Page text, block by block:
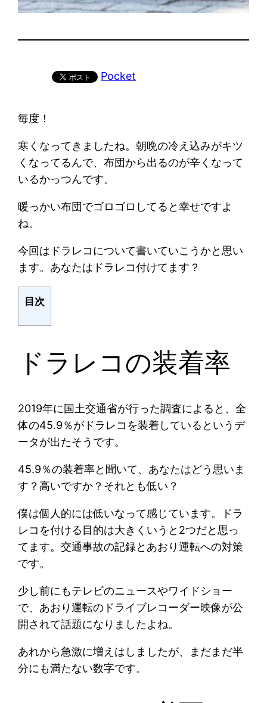
Pocket
毎度！
寒くなってきましたね。朝晩の冷え込みがキツ
くなってるんで、布団から出るのが辛くなって
いるかっつんです。
暖っかい布団でゴロゴロしてると幸せですよ
ね。
今回はドラレコについて書いていこうかと思い
ます。あなたはドラレコ付けてます？
目次
ドラレコの装着率
2019年に国土交通省が行った調査によると、全
体の45.9％がドラレコを装着しているというデ
ータが出たそうです。
45.9％の装着率と聞いて、あなたはどう思いま
す？高いですか？それとも低い？
僕は個人的には低いなって感じています。ドラ
レコを付ける目的は大きくいうと2つだと思っ
てます。交通事故の記録とあおり運転への対策
です。
少し前にもテレビのニュースやワイドショー
で、あおり運転のドライブレコーダー映像が公
開されて話題になりましたよね。
あれから急激に増えはしましたが、まだまだ半
分にも満たない数字です。